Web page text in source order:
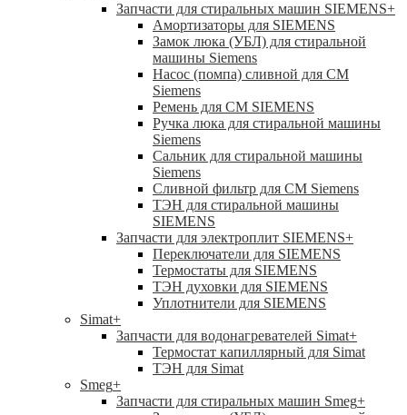
Запчасти для стиральных машин SIEMENS+
Амортизаторы для SIEMENS
Замок люка (УБЛ) для стиральной
машины Siemens
Насос (помпа) сливной для СМ
Siemens
Ремень для СМ SIEMENS
Ручка люка для стиральной машины
Siemens
Сальник для стиральной машины
Siemens
Сливной фильтр для СМ Siemens
ТЭН для стиральной машины
SIEMENS
Запчасти для электроплит SIEMENS+
Переключатели для SIEMENS
Термостаты для SIEMENS
ТЭН духовки для SIEMENS
Уплотнители для SIEMENS
Simat+
Запчасти для водонагревателей Simat+
Термостат капиллярный для Simat
ТЭН для Simat
Smeg+
Запчасти для стиральных машин Smeg+